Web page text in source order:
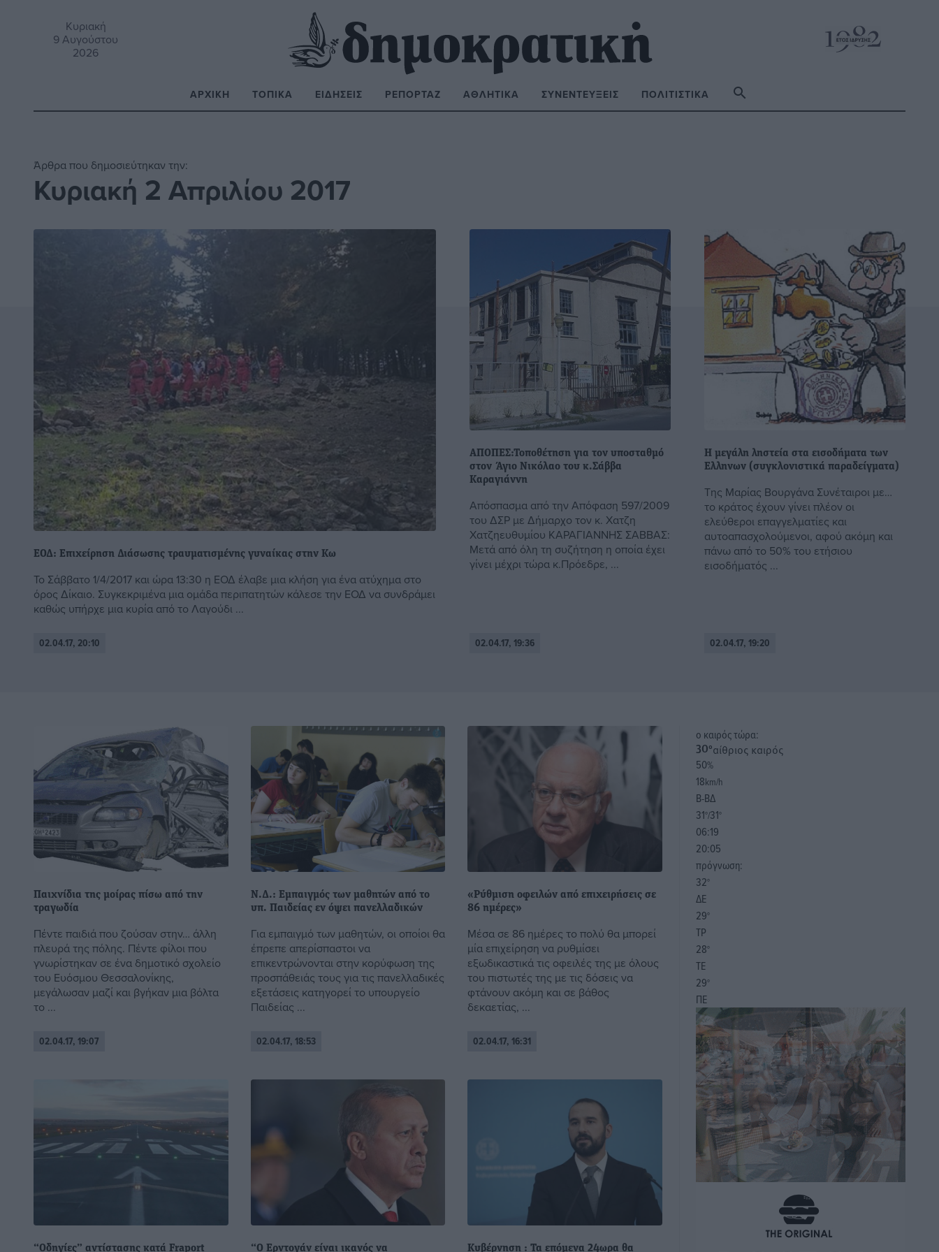
Κυριακή
9 Αυγούστου
2026
ΑΡΧΙΚΉ ΤΟΠΙΚΆ ΕΙΔΉΣΕΙΣ ΡΕΠΟΡΤΆΖ ΑΘΛΗΤΙΚΆ ΣΥΝΕΝΤΕΎΞΕΙΣ ΠΟΛΙΤΙΣΤΙΚΆ
Άρθρα που δημοσιεύτηκαν την:
Κυριακή 2 Απριλίου 2017
ΕΟΔ: Επιχείρηση Διάσωσης τραυματισμένης γυναίκας στην Κω
Το Σάββατο 1/4/2017 και ώρα 13:30 η ΕΟΔ έλαβε μια κλήση για ένα ατύχημα στο
όρος Δίκαιο. Συγκεκριμένα μια ομάδα περιπατητών κάλεσε την ΕΟΔ να συνδράμει
καθώς υπήρχε μια κυρία από το Λαγούδι ...
02.04.17, 20:10
ΑΠΟΠΕΣ:Τοποθέτηση για τον υποσταθμό
στον Άγιο Νικόλαο του κ.Σάββα
Καραγιάννη
Απόσπασμα από την Απόφαση 597/2009
του ΔΣΡ με Δήμαρχο τον κ. Χατζη
Χατζηευθυμίου ΚΑΡΑΓΙΑΝΝΗΣ ΣΑΒΒΑΣ:
Μετά από όλη τη συζήτηση η οποία έχει
γίνει μέχρι τώρα κ.Πρόεδρε, ...
02.04.17, 19:36
Η μεγάλη ληστεία στα εισοδήματα των
Ελληνων (συγκλονιστικά παραδείγματα)
Της Μαρίας Βουργάνα Συνέταιροι με…
το κράτος έχουν γίνει πλέον οι
ελεύθεροι επαγγελματίες και
αυτοαπασχολούμενοι, αφού ακόμη και
πάνω από το 50% του ετήσιου
εισοδήματός ...
02.04.17, 19:20
Παιχνίδια της μοίρας πίσω από την
τραγωδία
Πέντε παιδιά που ζούσαν στην… άλλη
πλευρά της πόλης. Πέντε φίλοι που
γνωρίστηκαν σε ένα δημοτικό σχολείο
του Ευόσμου Θεσσαλονίκης,
μεγάλωσαν μαζί και βγήκαν μια βόλτα
το ...
02.04.17, 19:07
Ν.Δ.: Εμπαιγμός των μαθητών από το
υπ. Παιδείας εν όψει πανελλαδικών
Για εμπαιγμό των μαθητών, οι οποίοι θα
έπρεπε απερίσπαστοι να
επικεντρώνονται στην κορύφωση της
προσπάθειάς τους για τις πανελλαδικές
εξετάσεις κατηγορεί το υπουργείο
Παιδείας ...
02.04.17, 18:53
«Ρύθμιση οφειλών από επιχειρήσεις σε
86 ημέρες»
Μέσα σε 86 ημέρες το πολύ θα μπορεί
μία επιχείρηση να ρυθμίσει
εξωδικαστικά τις οφειλές της με όλους
του πιστωτές της με τις δόσεις να
φτάνουν ακόμη και σε βάθος
δεκαετίας, ...
02.04.17, 16:31
“Οδηγίες” αντίστασης κατά Fraport
“Ο Ερντογάν είναι ικανός να
Κυβέρνηση : Τα επόμενα 24ωρα θα
o καιρός τώρα:
30°αίθριος καιρός
50%
18km/h
Β-ΒΔ
31°/31°
06:19
20:05
πρόγνωση:
32°
ΔΕ
29°
ΤΡ
28°
ΤΕ
29°
ΠΕ